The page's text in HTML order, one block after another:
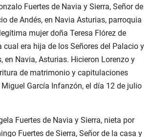
Fuertes de Navia y Sierra, Señor de
de Andés, en Navia Asturias, parroquia
mujer doña Teresa Flórez de
cual era hija de los Señores del Palacio y
en Navia, Asturias. Hicieron Lorenzo y
de matrimonio y capitulaciones
García Infanzón, el día 12 de julio
Fuertes de Navia y Sierra, nieta por
Fuertes de Sierra, Señor de la casa y